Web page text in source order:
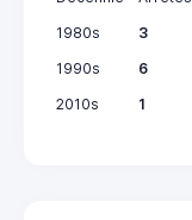
1980s
3
1990s
6
2010s
1